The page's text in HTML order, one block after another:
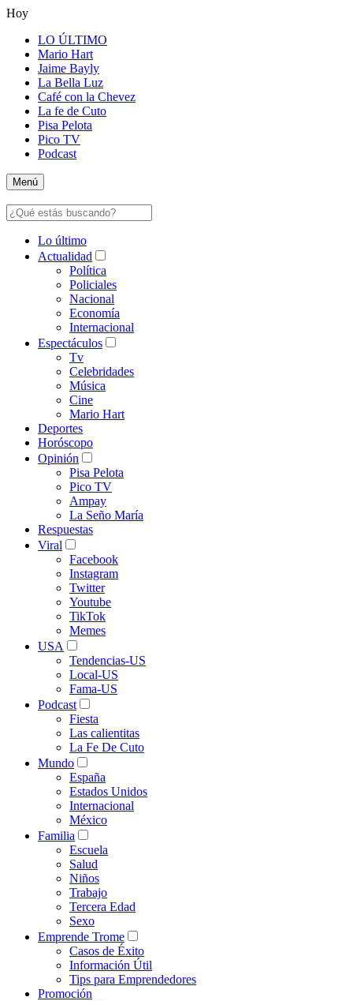
Hoy
LO ÚLTIMO
Mario Hart
Jaime Bayly
La Bella Luz
Café con la Chevez
La fe de Cuto
Pisa Pelota
Pico TV
Podcast
Menú
Lo último
Actualidad
Política
Policiales
Nacional
Economía
Internacional
Espectáculos
Tv
Celebridades
Música
Cine
Mario Hart
Deportes
Horóscopo
Opinión
Pisa Pelota
Pico TV
Ampay
La Seño María
Respuestas
Viral
Facebook
Instagram
Twitter
Youtube
TikTok
Memes
USA
Tendencias-US
Local-US
Fama-US
Podcast
Fiesta
Las calientitas
La Fe De Cuto
Mundo
España
Estados Unidos
Internacional
México
Familia
Escuela
Salud
Niños
Trabajo
Tercera Edad
Sexo
Emprende Trome
Casos de Éxito
Información Útil
Tips para Emprendedores
Promoción